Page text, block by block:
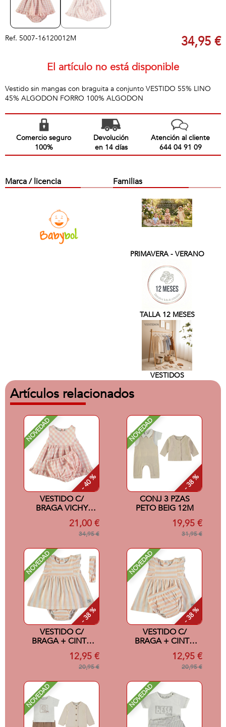
Ref. 5007-16120012M 34,95 €
El artículo no está disponible
Vestido sin mangas con braguita a conjunto VESTIDO 55% LINO
45% ALGODON FORRO 100% ALGODON
Comercio seguro
100%
Devolución
en 14 días
Atención al cliente
644 04 91 09
Marca / licencia Familias
PRIMAVERA - VERANO
TALLA 12 MESES
VESTIDOS
Artículos relacionados
NOVEDAD
- 40 %
VESTIDO C/
BRAGA VICHY
ROSA 6M21,00 €
34,95 €
NOVEDAD
- 38 %
CONJ 3 PZAS
PETO BEIG 12M
19,95 €
31,95 €
NOVEDAD
- 38 %
VESTIDO C/
BRAGA + CINTA
SALMON 24M
12,95 €
20,95 €
NOVEDAD
- 38 %
VESTIDO C/
BRAGA + CINTA
SALMON 12M
12,95 €
20,95 €
NOVEDAD NOVEDAD